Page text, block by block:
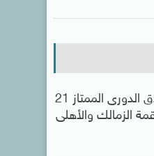
رسميًا.. انطلاق الدورى الممتاز 21
الزمالك والأهلى